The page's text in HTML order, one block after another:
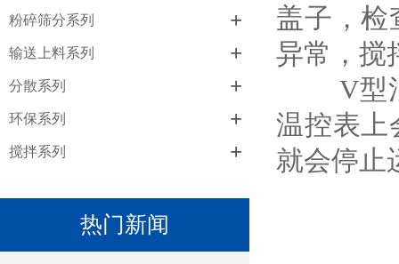
粉碎筛分系列 +
输送上料系列 +
分散系列 +
环保系列 +
搅拌系列 +
热门新闻
盖子，检
异常，搅
V型混
温控表上
就会停止